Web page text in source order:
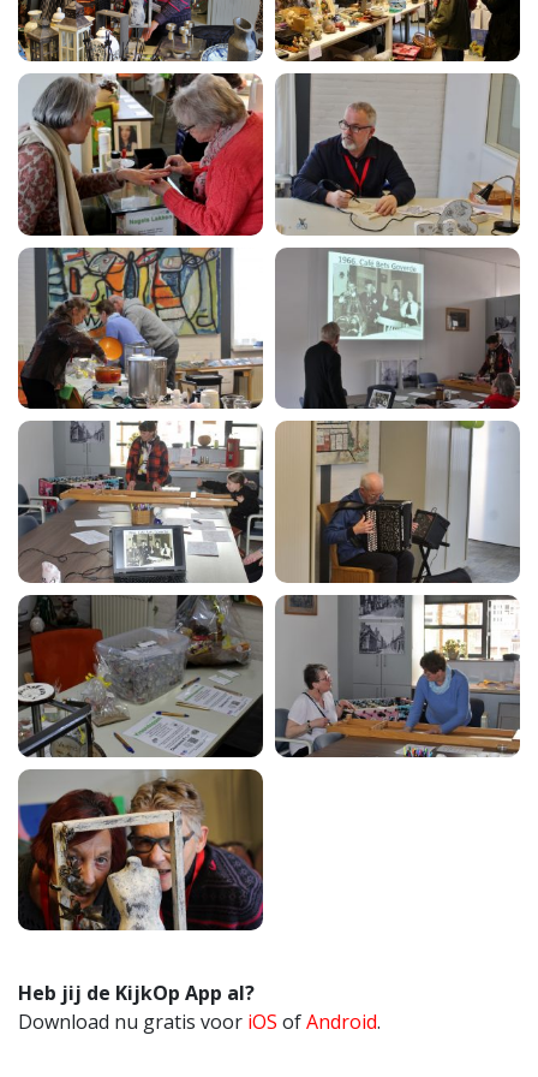
Heb jij de KijkOp App al?
Download nu gratis voor iOS ofAndroid.